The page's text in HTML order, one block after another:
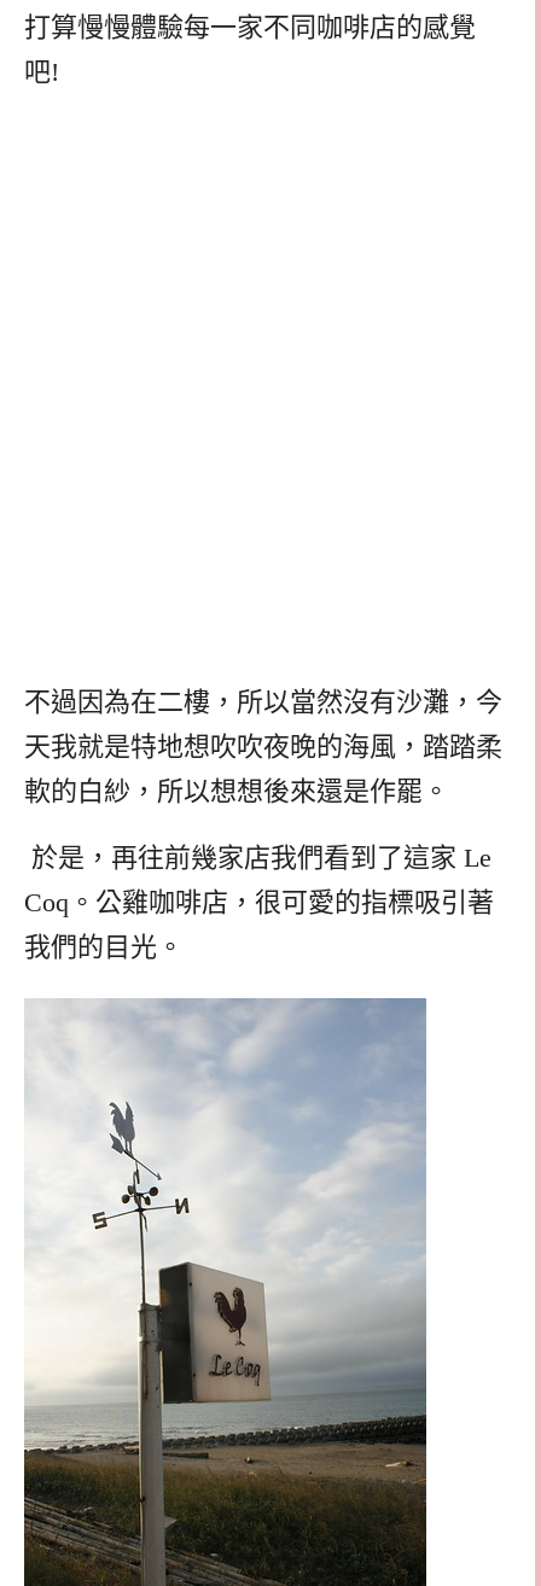
打算慢慢體驗每一家不同咖啡店的感覺
吧!
不過因為在二樓，所以當然沒有沙灘，今
天我就是特地想吹吹夜晚的海風，踏踏柔
軟的白紗，所以想想後來還是作罷。
於是，再往前幾家店我們看到了這家 Le
Coq 。公雞咖啡店，很可愛的指標吸引著
我們的目光。